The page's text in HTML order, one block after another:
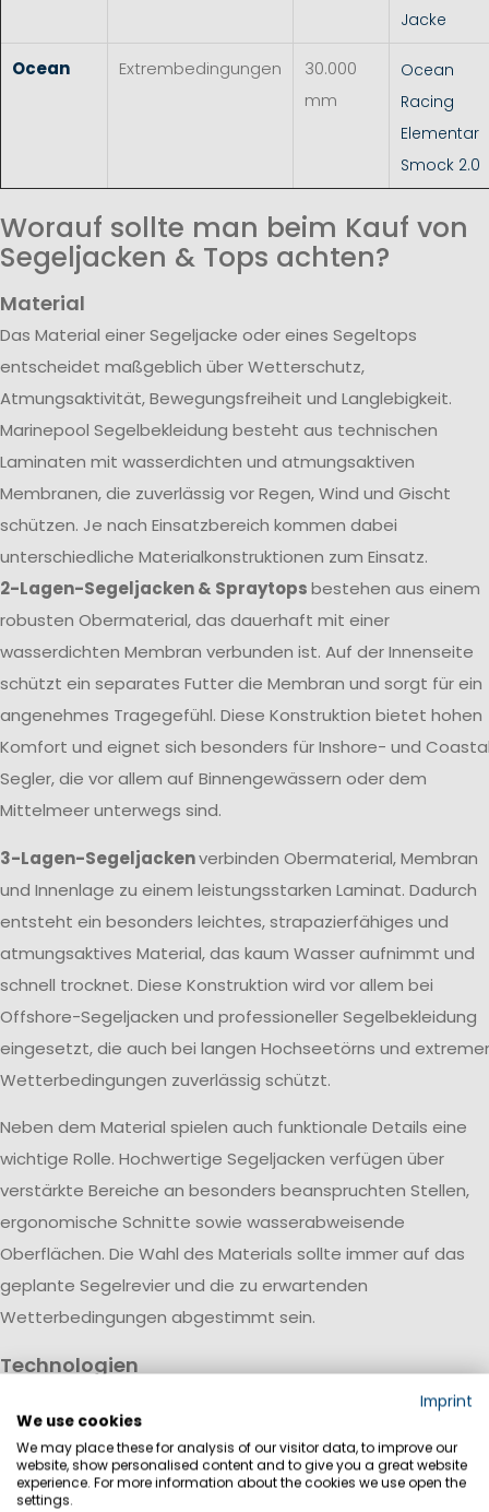
Jacke
Ocean Extrembedingungen
30.000
mm
Ocean
Racing
Elementar
Smock 2.0
Worauf sollte man beim Kauf von
Segeljacken & Tops achten?
Material
Das Material einer Segeljacke oder eines Segeltops
entscheidet maßgeblich über Wetterschutz,
Atmungsaktivität, Bewegungsfreiheit und Langlebigkeit.
Marinepool Segelbekleidung besteht aus technischen
Laminaten mit wasserdichten und atmungsaktiven
Membranen, die zuverlässig vor Regen, Wind und Gischt
schützen. Je nach Einsatzbereich kommen dabei
unterschiedliche Materialkonstruktionen zum Einsatz.
2-Lagen-Segeljacken & Spraytopsbestehen aus einem
robusten Obermaterial, das dauerhaft mit einer
wasserdichten Membran verbunden ist. Auf der Innenseite
schützt ein separates Futter die Membran und sorgt für ein
angenehmes Tragegefühl. Diese Konstruktion bietet hohen
Komfort und eignet sich besonders für Inshore- und
Segler, die vor allem auf Binnengewässern oder dem
Mittelmeer unterwegs sind.
3-Lagen-Segeljackenverbinden Obermaterial, Membran
und Innenlage zu einem leistungsstarken Laminat. Dadurch
entsteht ein besonders leichtes, strapazierfähiges und
atmungsaktives Material, das kaum Wasser aufnimmt und
schnell trocknet. Diese Konstruktion wird vor allem bei
Offshore-Segeljacken und professioneller Segelbekleidung
eingesetzt, die auch bei langen Hochseetörns und
Wetterbedingungen zuverlässig schützt.
Neben dem Material spielen auch funktionale Details eine
wichtige Rolle. Hochwertige Segeljacken verfügen über
verstärkte Bereiche an besonders beanspruchten Stellen,
ergonomische Schnitte sowie wasserabweisende
Oberflächen. Die Wahl des Materials sollte immer auf das
geplante Segelrevier und die zu erwartenden
Wetterbedingungen abgestimmt sein.
Technologien
Bei Marinepool kombinieren wir für unsere modernen
Segeljacken und Spraytops innovative Materialtechnologien
mit durchdachten Funktionen für maximalen Schutz auf
Wasser. Wasserdichte und atmungsaktive Membranen
Imprint
We use cookies
We may place these for analysis of our visitor data, to improve our
website, show personalised content and to give you a great website
experience. For more information about the cookies we use open the
settings.